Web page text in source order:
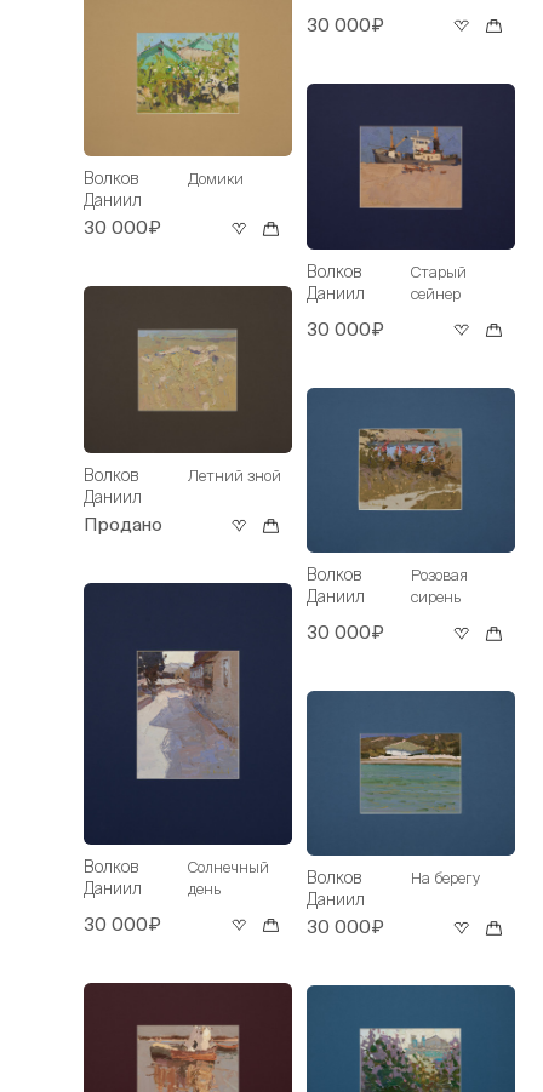
Волков
Даниил
Домики
30 000₽
Волков
Даниил
Летний зной
Продано
Волков
Даниил
Солнечный
день
30 000₽
30 000₽
Волков
Даниил
Старый
сейнер
30 000₽
Волков
Даниил
Розовая
сирень
30 000₽
Волков
Даниил
На берегу
30 000₽